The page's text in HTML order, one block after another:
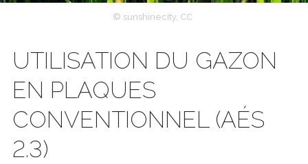
© sunshinecity, CC
UTILISATION DU GAZON
EN PLAQUES
CONVENTIONNEL (AÉS
2.3)